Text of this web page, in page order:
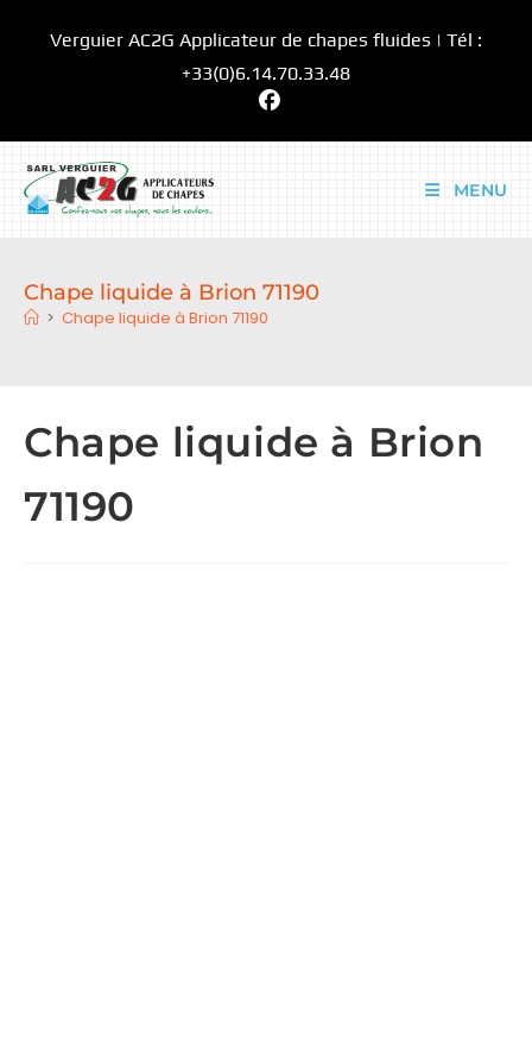
Verguier AC2G Applicateur de chapes fluides | Tél :
+33(0)6.14.70.33.48
MENU
Chape liquide à Brion 71190
> Chape liquide à Brion 71190
Chape liquide à Brion
71190